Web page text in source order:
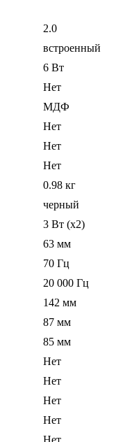
2.0
встроенный
6 Вт
Нет
МДФ
Нет
Нет
Нет
0.98 кг
черный
3 Вт (x2)
63 мм
70 Гц
20 000 Гц
142 мм
87 мм
85 мм
Нет
Нет
Нет
Нет